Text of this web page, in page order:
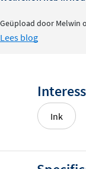
Geüpload door Melwin
Lees blog
Ink